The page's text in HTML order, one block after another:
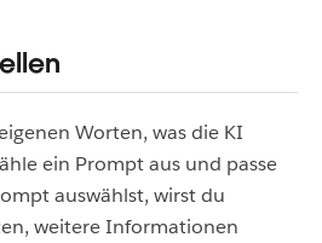
Worten, was die KI
ein Prompt aus und passe
auswählst, wirst du
weitere Informationen